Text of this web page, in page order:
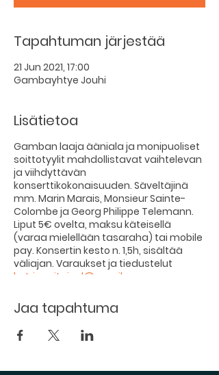
Tapahtuman järjestää
21 Jun 2021, 17:00
Gambayhtye Jouhi
Lisätietoa
Gamban laaja ääniala ja monipuoliset
soittotyylit mahdollistavat vaihtelevan
ja viihdyttävän
konserttikokonaisuuden. Säveltäjinä
mm. Marin Marais, Monsieur Sainte-
Colombe ja Georg Philippe Telemann.
Liput 5€ ovelta, maksu käteisellä
(varaa mielellään tasaraha) tai mobile
pay. Konsertin kesto n. 1,5h, sisältää
väliajan. Varaukset ja tiedustelut
katri.susitaival@gmail.com
Jaa tapahtuma